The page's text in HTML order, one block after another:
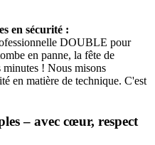
en sécurité :
DOUBLE pour
en panne, la fête de
minutes ! Nous misons
en matière de technique. C'est
– avec cœur, respect